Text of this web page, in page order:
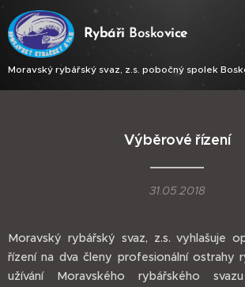
Rybáři Boskovice
Moravský rybářský svaz, z.s. pobočný spolek
Výběrové řízení
31.05.2018
Moravský rybářský svaz, z.s. vyhlašuje
řízení na dva členy profesionální ostrahy
užívání Moravského rybářského